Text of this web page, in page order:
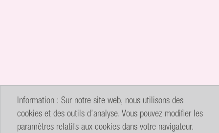
Information : Sur notre site web, nous utilisons des
cookies et des outils d’analyse. Vous pouvez modifier les
paramètres relatifs aux cookies dans votre navigateur.